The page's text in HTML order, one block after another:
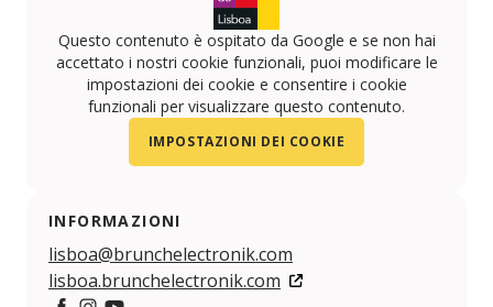
Questo contenuto è ospitato da Google e se non hai
accettato i nostri cookie funzionali, puoi modificare le
impostazioni dei cookie e consentire i cookie
funzionali per visualizzare questo contenuto.
IMPOSTAZIONI DEI COOKIE
INFORMAZIONI
lisboa@brunchelectronik.com
lisboa.brunchelectronik.com